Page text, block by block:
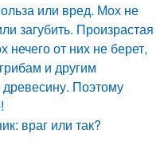
или вред. Мох не
загубить. Произрастая
нечего от них не берет,
и другим
Поэтому
враг или так?